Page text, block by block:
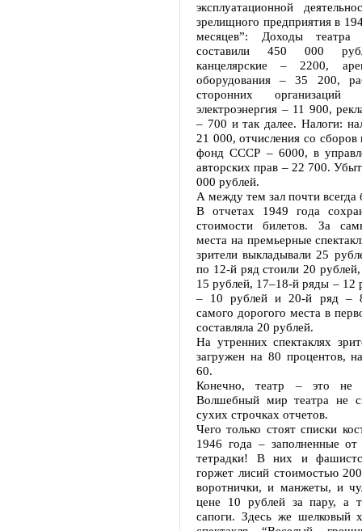
эксплуатационной
зрелищного предприятия в
месяцев”: Доходы театра
составили 450 000
канцелярские – 2200,
оборудования – 35 200,
сторонних
электроэнергия – 11 900,
– 700 и так далее. Налоги:
21 000, отчисления со
фонд СССР – 6000, в
авторских прав – 22 700.
000 рублей.
А между тем зал почти всегда
В отчетах 1949 года
стоимости билетов. За
места на премьерные
зрители выкладывали 25
по 12-й ряд стоили 20
15 рублей, 17–18-й ряды – 12
– 10 рублей и 20-й ряд –
самого дорогого места в
составляла 20 рублей.
На утренних спектаклях
загружен на 80 процентов,
60.
Конечно, театр – это не
Волшебный мир театра не
сухих строчках отчетов.
Чего только стоят списки
1946 года – заполненные
тетрадки! В них и
горжет лисий стоимостью
воротнички, и манжеты, и
цене 10 рублей за пару, а
сапоги. Здесь же шелковый